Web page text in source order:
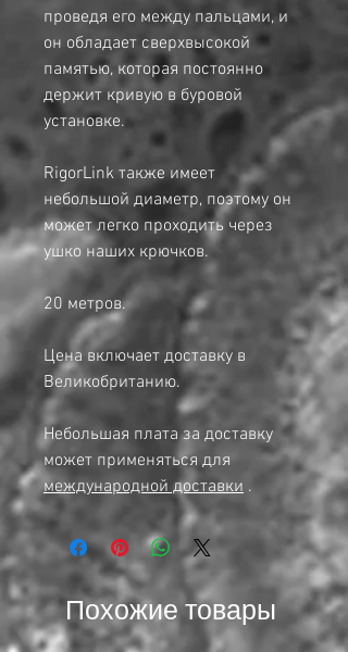
проведя его между пальцами, и
он обладает сверхвысокой
памятью, которая постоянно
держит кривую в буровой
установке.
RigorLink также имеет
небольшой диаметр, поэтому он
может легко проходить через
ушко наших крючков.
20 метров.
Цена включает доставку в
Великобританию.
Небольшая плата за доставку
может применяться для
международной доставки .
Похожие товары